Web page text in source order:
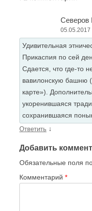
Северов
05.05.2017
Удивительная
Прикаспия по сей
Сдается, что где-то
вавилонскую башню
карте»).
укоренившаяся
сохранившаяся
Ответить ↓
Добавить
Обязательные поля
Комментарий *